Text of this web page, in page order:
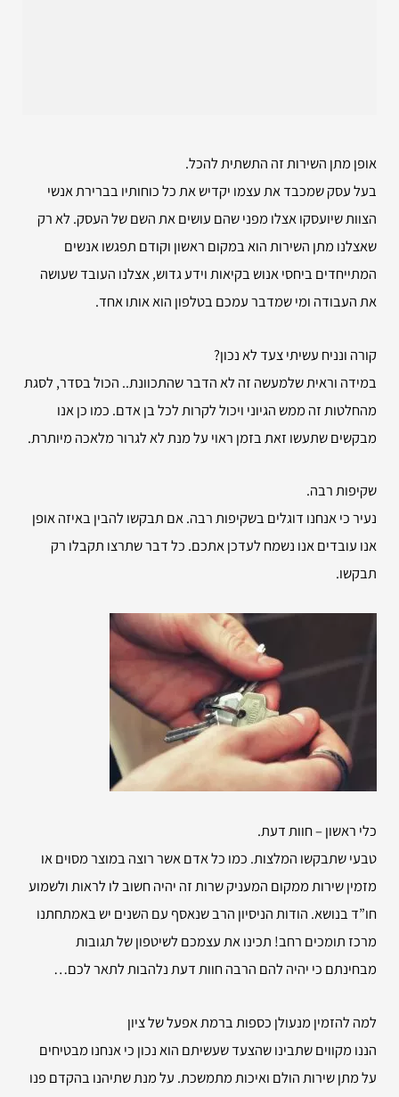
אופן מתן השירות זה התשתית להכל.
בעל עסק שמכבד את עצמו יקדיש את כל כוחותיו בברירת אנשי
הצוות שיועסקו אצלו מפני שהם עושים את השם של העסק. לא רק
שאצלנו מתן השירות הוא במקום ראשון וקודם תפגשו אנשים
המתייחדים ביחסי אנוש בקיאות וידע גדוש, אצלנו העובד שעושה
את העבודה ומי שמדבר עמכם בטלפון הוא אותו אחד.
קורה ונניח עשיתי צעד לא נכון?
במידה וראית שלמעשה זה לא הדבר שהתכוונת.. הכול בסדר, לסגת
מהחלטות זה ממש הגיוני ויכול לקרות לכל בן אדם. כמו כן אנו
מבקשים שתעשו זאת בזמן ראוי על מנת לא לגרור מלאכה מיותרת.
שקיפות רבה.
נעיר כי אנחנו דוגלים בשקיפות רבה. אם תבקשו להבין באיזה אופן
אנו עובדים אנו נשמח לעדכן אתכם. כל דבר שתרצו תקבלו רק
תבקשו.
כלי ראשון – חוות דעת.
טבעי שתבקשו המלצות. כמו כל אדם אשר רוצה במוצר מסוים או
מזמין שירות ממקום המעניק שרות זה יהיה חשוב לו לראות ולשמוע
חו”ד בנושא. הודות הניסיון הרב שנאסף עם השנים יש באמתחתנו
מרכז תומכים רחב! תכינו את עצמכם לשיטפון של תגובות
מבחינתם כי יהיה להם הרבה חוות דעת נלהבות לתאר לכם…
למה להזמין מנעולן כספות ברמת אפעל של ציון
הננו מקווים שתבינו שהצעד שעשיתם הוא נכון כי אנחנו מבטיחים
על מתן שירות הולם ואיכות מתמשכת. על מנת שתיהנו בהקדם פנו